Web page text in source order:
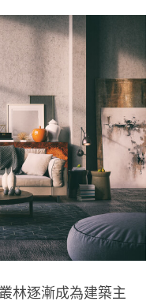
林逐漸成為建築主